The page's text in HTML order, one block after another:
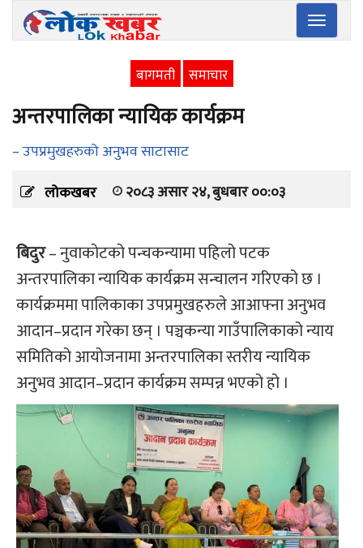
Toggle
बागमती समाचार
अन्तरपालिका न्यायिक कार्यक्रम
– उपप्रमुखहरुको अनुभव साटासाट
लोकखबर
२०८३ असार २४, बुधबार ००:०३
बिदुर– नुवाकोटको पन्चकन्यामा पहिलो पटक
अन्तरपालिका न्यायिक कार्यक्रम सन्चालन गरिएको छ ।
कार्यक्रममा पालिकाका उपप्रमुखहरुले आआफ्ना अनुभव
आदान–प्रदान गरेका छन् । पञ्चकन्या गाउँपालिकाको न्याय
समितिको आयोजनामा अन्तरपालिका स्तरीय न्यायिक
अनुभव आदान–प्रदान कार्यक्रम सम्पन्न भएको हो ।